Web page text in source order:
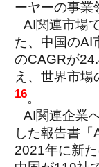
ーヤーの事業
AI関連市場
た、中国のAI
のCAGRが
え、世界市
16。
AI関連企業
した報告書
2021年に新